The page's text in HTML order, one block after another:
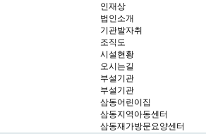
인재상
법인소개
기관발자취
조직도
시설현황
오시는길
부설기관
부설기관
삼동어린이집
삼동지역아동센터
삼동재가방문요양센터